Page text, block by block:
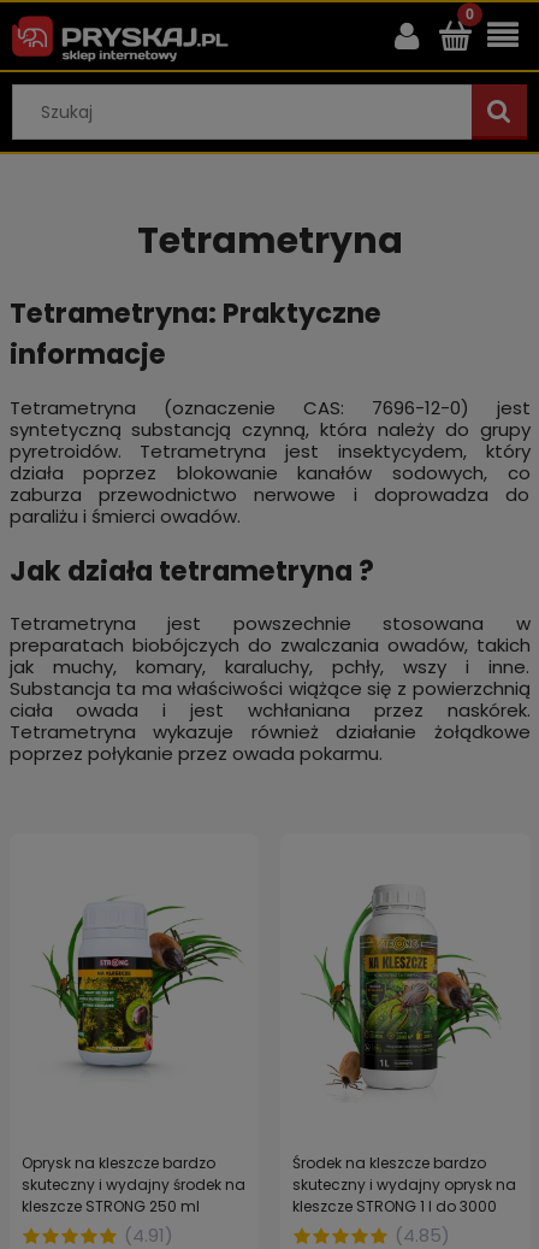
Tetrametryna
Tetrametryna: Praktyczne
informacje
Tetrametryna (oznaczenie CAS: 7696-12-0) jest
syntetyczną substancją czynną, która należy do grupy
pyretroidów. Tetrametryna jest insektycydem, który
działa poprzez blokowanie kanałów sodowych, co
zaburza przewodnictwo nerwowe i doprowadza do
paraliżu i śmierci owadów.
Jak działa tetrametryna ?
Tetrametryna jest powszechnie stosowana w
preparatach biobójczych do zwalczania owadów, takich
jak muchy, komary, karaluchy, pchły, wszy i inne.
Substancja ta ma właściwości wiążące się z powierzchnią
ciała owada i jest wchłaniana przez naskórek.
Tetrametryna wykazuje również działanie żołądkowe
poprzez połykanie przez owada pokarmu.
Oprysk na kleszcze bardzo
skuteczny i wydajny środek na
kleszcze STRONG 250 ml
(4.91)
Środek na kleszcze bardzo
skuteczny i wydajny oprysk na
kleszcze STRONG 1 l do 3000
m²
(4.85)